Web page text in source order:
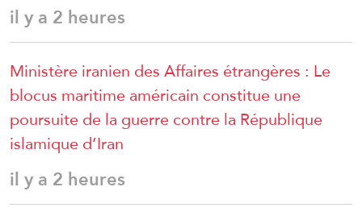
il y a 2 heures
Ministère iranien des Affaires étrangères : Le
blocus maritime américain constitue une
poursuite de la guerre contre la République
islamique d’Iran
il y a 2 heures